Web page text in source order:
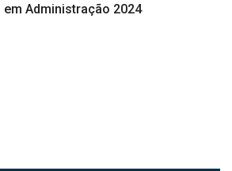
Administração 2024